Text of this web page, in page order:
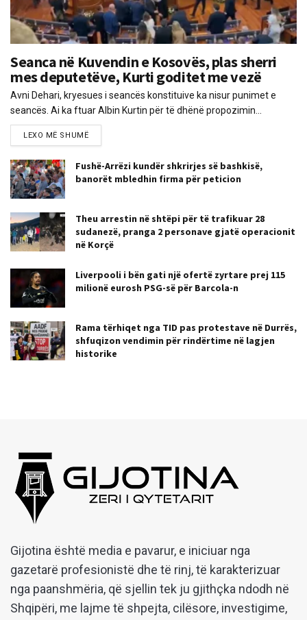
Seanca në Kuvendin e Kosovës, plas sherri
mes deputetëve, Kurti goditet me vezë
Avni Dehari, kryesues i seancës konstituive ka nisur punimet e
seancës. Ai ka ftuar Albin Kurtin për të dhënë propozimin...
LEXO MË SHUMË
Fushë-Arrëzi kundër shkrirjes së bashkisë,
banorët mbledhin firma për peticion
Theu arrestin në shtëpi për të trafikuar 28
sudanezë, pranga 2 personave gjatë operacionit
në Korçë
Liverpooli i bën gati një ofertë zyrtare prej 115
milionë eurosh PSG-së për Barcola-n
Rama tërhiqet nga TID pas protestave në Durrës,
shfuqizon vendimin për rindërtime në lagjen
historike
Gijotina është media e pavarur, e iniciuar nga
gazetarë profesionistë dhe të rinj, të karakterizuar
nga paanshmëria, që sjellin tek ju gjithçka ndodh në
Shqipëri, me lajme të shpejta, cilësore, investigime,